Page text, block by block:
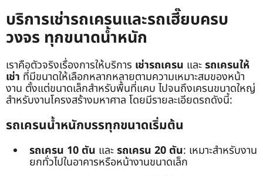
บริการเช่ารถเครนและรถเฮี๊ยบครบ
วงจร ทุกขนาดน้ำหนัก
เราคือตัวจริงเรื่องการให้บริการ เช่ารถเครน และรถเครนให้
เช่า ที่มีขนาดให้เลือกหลากหลายตามความเหมาะสมของหน้า
งาน ตั้งแต่ขนาดเล็กสำหรับพื้นที่แคบ ไปจนถึงเครนขนาดใหญ่
สำหรับงานโครงสร้างมหาศาล โดยมีรายละเอียดรถดังนี้:
รถเครนน้ำหนักบรรทุกขนาดเริ่มต้น
รถเครน 10 ตัน และรถเครน 20 ตัน: เหมาะสำหรับงาน
ยกทั่วไปในอาคารหรือหน้างานขนาดเล็ก